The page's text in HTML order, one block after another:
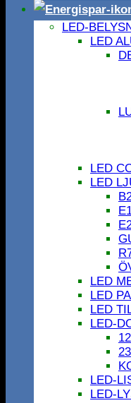
LED-
LED
LED
LED
LED
LED
LED
LED-
LED-
LED-